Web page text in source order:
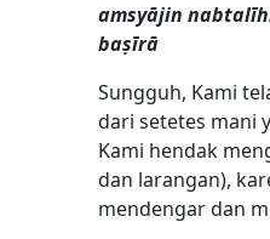
amsyājin
baṣīrā
Sungguh, Kami
dari setetes mani
Kami hendak
dan larangan),
mendengar dan